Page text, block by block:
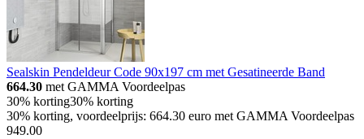
Sealskin Pendeldeur Code 90x197 cm met Gesatineerde Band
664.30 met GAMMA Voordeelpas
30% korting30% korting
30% korting, voordeelprijs: 664.30 euro met GAMMA Voordeelpas
949.00